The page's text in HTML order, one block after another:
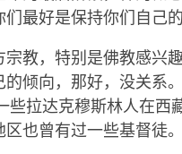
最好是保持你们自己的
教，特别是佛教感兴
倾向，那好，没关系
些拉达克穆斯林人在西
也曾有过一些基督徒